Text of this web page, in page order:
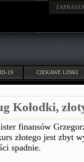
19 CIEKAWE LINKI
Kołodki,
finansów
złotego jest zbyt
spadnie.